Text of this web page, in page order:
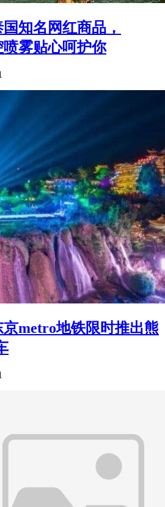
知名网红商品，
雾贴心呵护你
metro地铁限时推出熊